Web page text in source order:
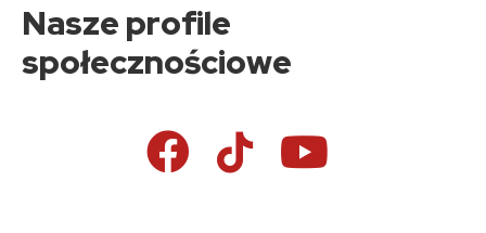
Nasze profile
społecznościowe